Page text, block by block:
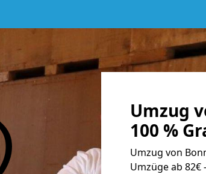
Umzug
100 %
Umzug von
Umzüge ab 82€